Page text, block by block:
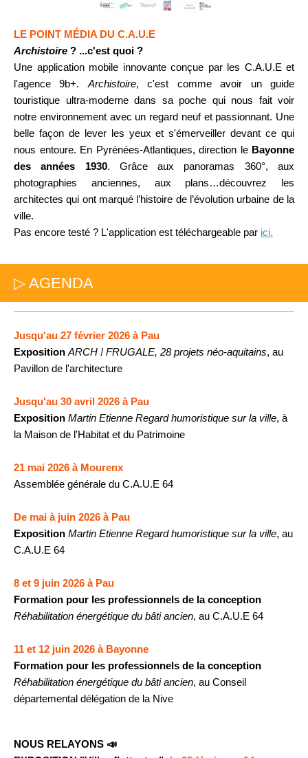
LE POINT MÉDIA DU C.A.U.E
Archistoire ? ...c'est quoi ?
Une application mobile innovante conçue par les C.A.U.E et
l'agence 9b+. Archistoire, c'est comme avoir un guide
touristique ultra-moderne dans sa poche qui nous fait voir
notre environnement avec un regard neuf et passionnant. Une
belle façon de lever les yeux et s'émerveiller devant ce qui
nous entoure. En Pyrénées-Atlantiques, direction le Bayonne
des années 1930. Grâce aux panoramas 360°, aux
photographies anciennes, aux plans…découvrez les
architectes qui ont marqué l’histoire de l’évolution urbaine de la
ville.
Pas encore testé ? L'application est téléchargeable par ici.
▷ AGENDA
Jusqu'au 27 février 2026 à Pau
Exposition ARCH ! FRUGALE, 28 projets néo-aquitains, au
Pavillon de l'architecture
Jusqu'au 30 avril 2026 à Pau
Exposition Martin Etienne Regard humoristique sur la ville, à
la Maison de l'Habitat et du Patrimoine
21 mai 2026 à Mourenx
Assemblée générale du C.A.U.E 64
De mai à juin 2026 à Pau
Exposition Martin Etienne Regard humoristique sur la ville, au
C.A.U.E 64
8 et 9 juin 2026 à Pau
Formation pour les professionnels de la conception
Réhabilitation énergétique du bâti ancien, au C.A.U.E 64
11 et 12 juin 2026 à Bayonne
Formation pour les professionnels de la conception
Réhabilitation énergétique du bâti ancien, au Conseil
départemental délégation de la Nive
NOUS RELAYONS 📣